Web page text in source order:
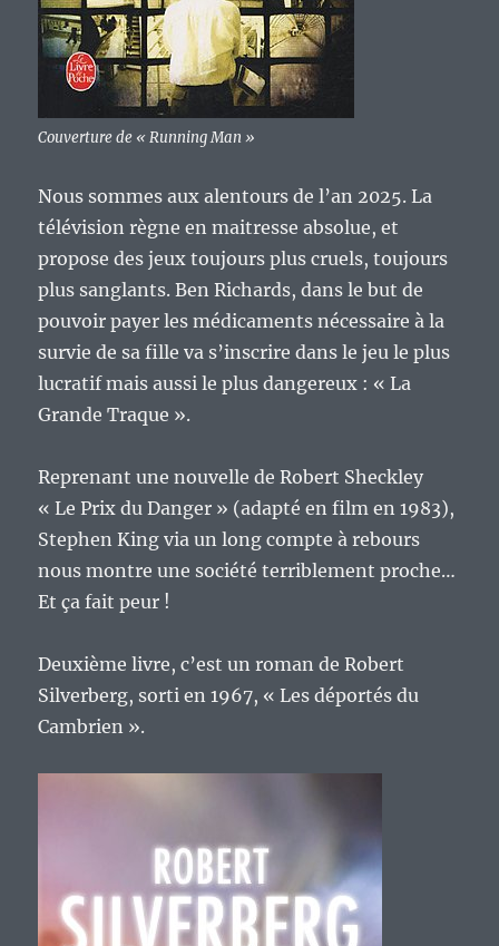
Couverture de « Running Man »
Nous sommes aux alentours de l’an 2025. La
télévision règne en maitresse absolue, et
propose des jeux toujours plus cruels, toujours
plus sanglants. Ben Richards, dans le but de
pouvoir payer les médicaments nécessaire à la
survie de sa fille va s’inscrire dans le jeu le plus
lucratif mais aussi le plus dangereux : « La
Grande Traque ».
Reprenant une nouvelle de Robert Sheckley
« Le Prix du Danger » (adapté en film en 1983),
Stephen King via un long compte à rebours
nous montre une société terriblement proche…
Et ça fait peur !
Deuxième livre, c’est un roman de Robert
Silverberg, sorti en 1967, « Les déportés du
Cambrien ».